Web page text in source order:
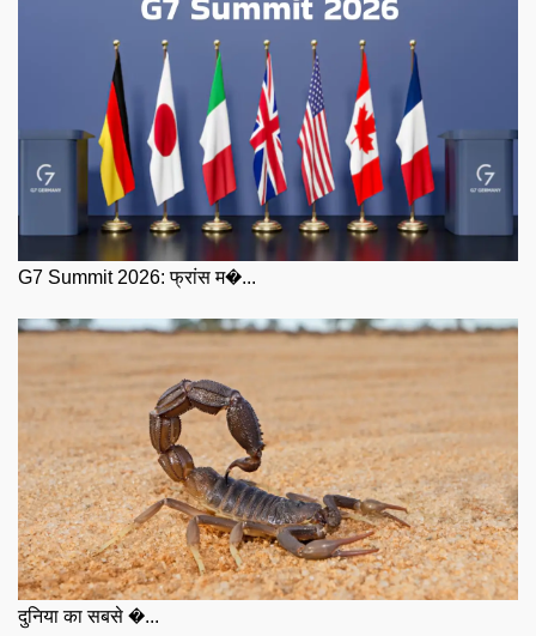
G7 Summit 2026: फ्रांस म�...
दुनिया का सबसे �...